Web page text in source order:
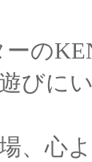
の
びに
、心